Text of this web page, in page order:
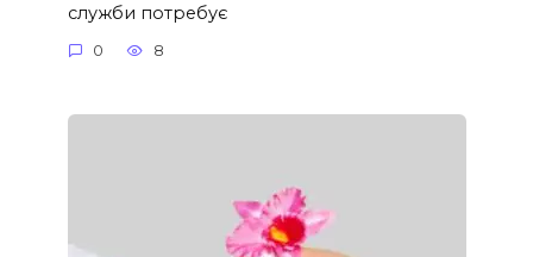
служби потребує
0 8